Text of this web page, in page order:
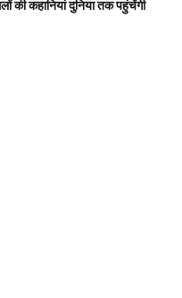
की कहानियां दुनिया तक पहुंचेंगी